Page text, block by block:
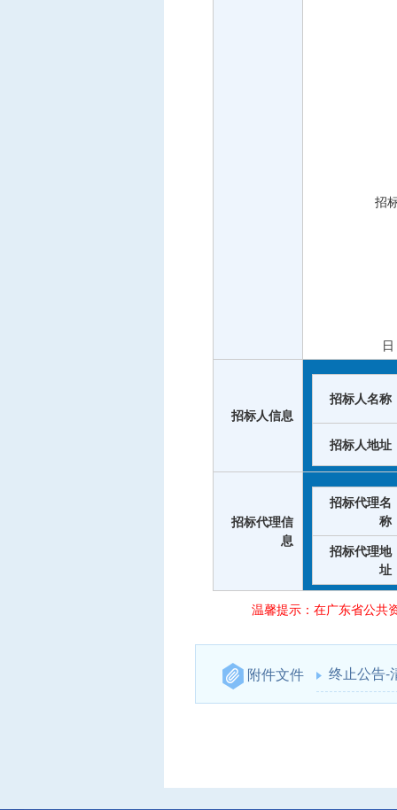
招标代理：
招标人信息
招标人名称
招标人地址
招标代理信
息
招标代理名
称
招标代理地
址
温馨提示：在广东省公共
附件文件 终止公告-